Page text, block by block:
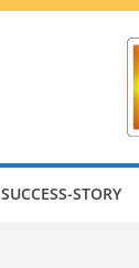
SUCCESS-STORY